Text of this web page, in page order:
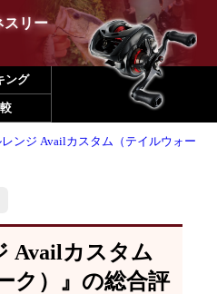
スリー
ング
レンジ Availカスタム（テイルウォー
Availカスタム
ク）』の総合評